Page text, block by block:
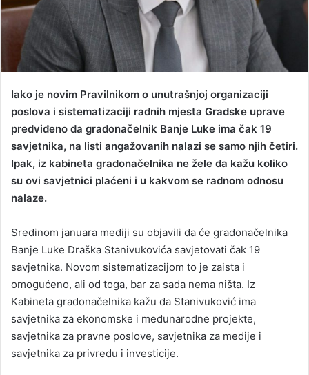
Iako je novim Pravilnikom o unutrašnjoj organizaciji
poslova i sistematizaciji radnih mjesta Gradske uprave
predviđeno da gradonačelnik Banje Luke ima čak 19
savjetnika, na listi angažovanih nalazi se samo njih četiri.
Ipak, iz kabineta gradonačelnika ne žele da kažu koliko
su ovi savjetnici plaćeni i u kakvom se radnom odnosu
nalaze.
Sredinom januara mediji su objavili da će gradonačelnika
Banje Luke Draška Stanivukovića savjetovati čak 19
savjetnika. Novom sistematizacijom to je zaista i
omogućeno, ali od toga, bar za sada nema ništa. Iz
Kabineta gradonačelnika kažu da Stanivuković ima
savjetnika za ekonomske i međunarodne projekte,
savjetnika za pravne poslove, savjetnika za medije i
savjetnika za privredu i investicije.